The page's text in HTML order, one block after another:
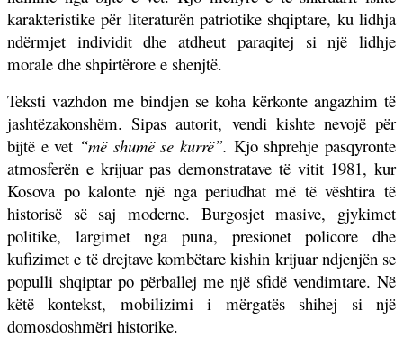
karakteristike për literaturën patriotike shqiptare, ku lidhja
ndërmjet individit dhe atdheut paraqitej si një lidhje
morale dhe shpirtërore e shenjtë.
Teksti vazhdon me bindjen se koha kërkonte angazhim të
jashtëzakonshëm. Sipas autorit, vendi kishte nevojë për
bijtë e vet “më shumë se kurrë”. Kjo shprehje pasqyronte
atmosferën e krijuar pas demonstratave të vitit 1981, kur
Kosova po kalonte një nga periudhat më të vështira të
historisë së saj moderne. Burgosjet masive, gjykimet
politike, largimet nga puna, presionet policore dhe
kufizimet e të drejtave kombëtare kishin krijuar ndjenjën se
populli shqiptar po përballej me një sfidë vendimtare. Në
këtë kontekst, mobilizimi i mërgatës shihej si një
domosdoshmëri historike.